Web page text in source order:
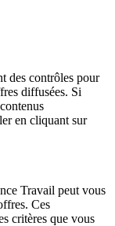
des contrôles pour
diffusées. Si
en cliquant sur
Travail peut vous
Ces
critères que vous